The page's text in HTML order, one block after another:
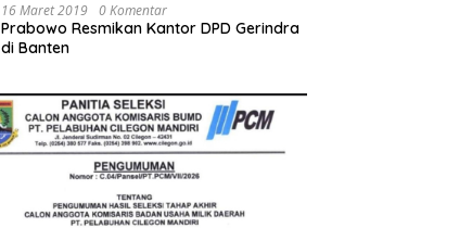
16 Maret 2019 0 Komentar
Prabowo Resmikan Kantor DPD Gerindra
di Banten